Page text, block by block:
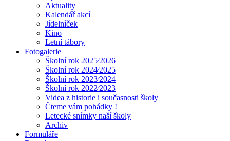
Aktuality
Kalendář akcí
Jídelníček
Kino
Letní tábory
Fotogalerie
Školní rok 2025⁄2026
Školní rok 2024⁄2025
Školní rok 2023⁄2024
Školní rok 2022⁄2023
Videa z historie i současnosti školy
Čteme vám pohádky !
Letecké snímky naší školy
Archiv
Formuláře